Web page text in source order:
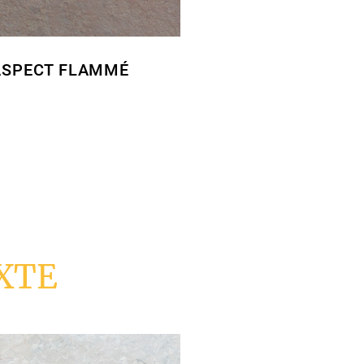
FLAMMÉ